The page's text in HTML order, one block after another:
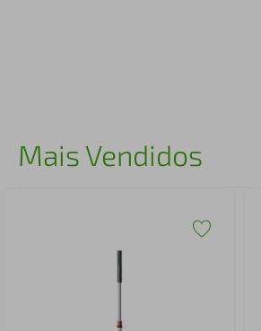
Mais Vendidos